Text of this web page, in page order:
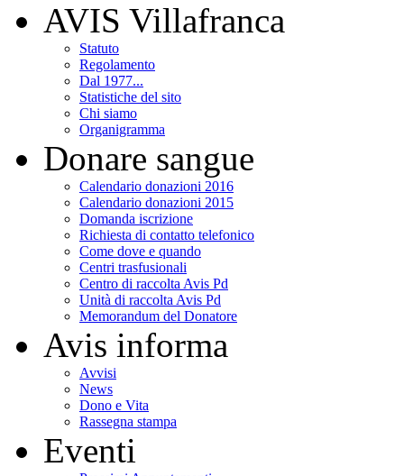
AVIS Villafranca
Statuto
Regolamento
Dal 1977...
Statistiche del sito
Chi siamo
Organigramma
Donare sangue
Calendario donazioni 2016
Calendario donazioni 2015
Domanda iscrizione
Richiesta di contatto telefonico
Come dove e quando
Centri trasfusionali
Centro di raccolta Avis Pd
Unità di raccolta Avis Pd
Memorandum del Donatore
Avis informa
Avvisi
News
Dono e Vita
Rassegna stampa
Eventi